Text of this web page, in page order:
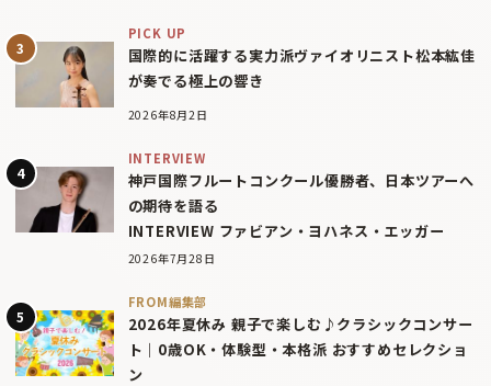
PICK UP
国際的に活躍する実力派ヴァイオリニスト松本紘佳
が奏でる極上の響き
2026年8月2日
INTERVIEW
神戸国際フルートコンクール優勝者、日本ツアーへ
の期待を語る
INTERVIEW ファビアン・ヨハネス・エッガー
2026年7月28日
FROM編集部
2026年夏休み 親子で楽しむ♪クラシックコンサー
ト｜0歳OK・体験型・本格派 おすすめセレクショ
ン